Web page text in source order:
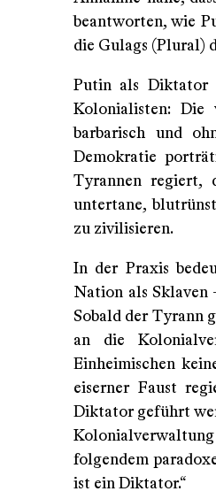
beantworten, wie
die Gulags (Plural)
Putin als Diktator
Kolonialisten: Die
barbarisch und
Demokratie
Tyrannen regiert,
untertane,
zu zivilisieren.
In der Praxis
Nation als Sklaven
Sobald der Tyrann
an die
Einheimischen
eiserner Faust
Diktator geführt
Kolonialverwaltung
folgendem
ist ein Diktator.“